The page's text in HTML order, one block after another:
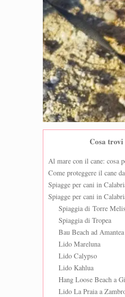
Cosa trovi
Al mare con il cane: cosa
Come proteggere il cane
Spiagge per cani in
Spiagge per cani in
Spiaggia di Torre
Spiaggia di Tropea
Bau Beach ad Amantea
Lido Mareluna
Lido Calypso
Lido Kahlua
Hang Loose Beach a
Lido La Praia a